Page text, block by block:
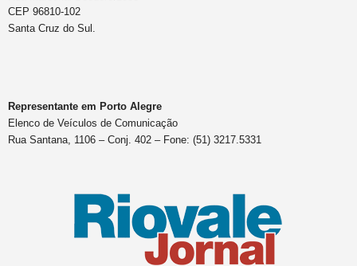
CEP 96810-102
Santa Cruz do Sul.
Representante em Porto Alegre
Elenco de Veículos de Comunicação
Rua Santana, 1106 – Conj. 402 – Fone: (51) 3217.5331